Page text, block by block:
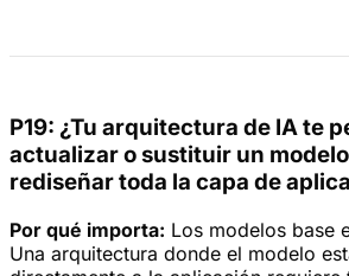
P19: ¿Tu arquitectura de IA te
actualizar o sustituir un
rediseñar toda la capa de
Por qué importa: Los modelos base
Una arquitectura donde el modelo